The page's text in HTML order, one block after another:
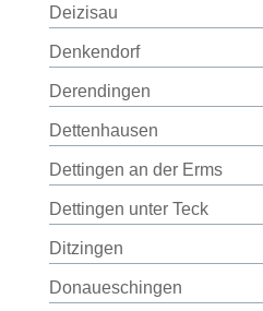
Deizisau
Denkendorf
Derendingen
Dettenhausen
Dettingen an der Erms
Dettingen unter Teck
Ditzingen
Donaueschingen